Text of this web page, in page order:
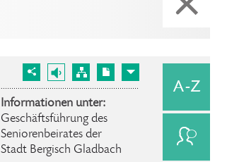
Informationen unter:
Geschäftsführung des
Seniorenbeirates der
Stadt Bergisch Gladbach